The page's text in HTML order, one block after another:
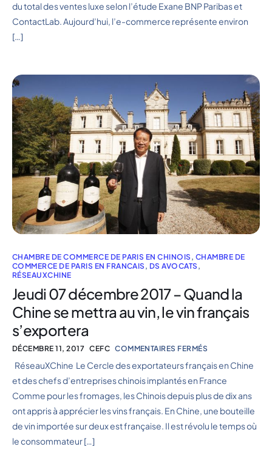
du total des ventes luxe selon l’étude Exane BNP Paribas et
ContactLab. Aujourd’hui, l’e-commerce représente environ
[…]
CHAMBRE DE COMMERCE DE PARIS EN CHINOIS , CHAMBRE DE
COMMERCE DE PARIS EN FRANCAIS , DS AVOCATS ,
RÉSEAUXCHINE
Jeudi 07 décembre 2017 – Quand la
Chine se mettra au vin, le vin français
s’exportera
DÉCEMBRE 11, 2017 CEFC COMMENTAIRES FERMÉS
RéseauXChine Le Cercle des exportateurs français en Chine
et des chefs d’entreprises chinois implantés en France
Comme pour les fromages, les Chinois depuis plus de dix ans
ont appris à apprécier les vins français. En Chine, une bouteille
de vin importée sur deux est française. Il est révolu le temps où
le consommateur […]